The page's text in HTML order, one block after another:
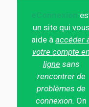
un site qui vous
aide àaccéder
votre compte en
ligne sans
rencontrer de
problèmes de
connexion. On